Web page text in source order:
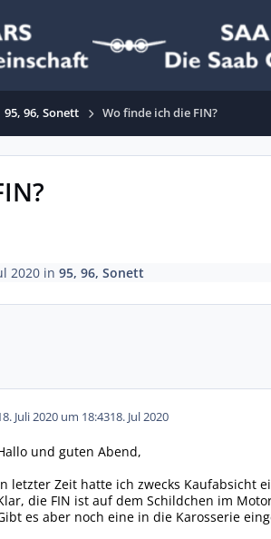
95, 96, Sonett Wo finde ich die FIN?
2020in 95, 96, Sonett
Juli 2020 um 18:4318. Jul 2020
und guten Abend,
letzter Zeit hatte ich zwecks Kaufabsicht
die FIN ist auf dem Schildchen im
es aber noch eine in die Karosserie